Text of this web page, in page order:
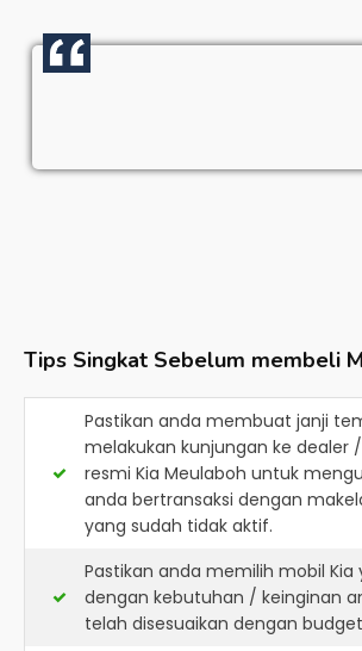
Tips Singkat Sebelum membeli
Pastikan anda membuat janji
melakukan kunjungan ke dealer
resmi Kia Meulaboh untuk
anda bertransaksi dengan
yang sudah tidak aktif.
Pastikan anda memilih mobil Kia
dengan kebutuhan / keinginan
telah disesuaikan dengan